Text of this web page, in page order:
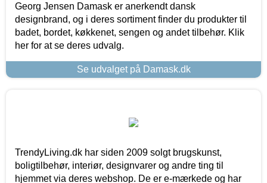
Georg Jensen Damask er anerkendt dansk
designbrand, og i deres sortiment finder du produkter til
badet, bordet, køkkenet, sengen og andet tilbehør. Klik
her for at se deres udvalg.
Se udvalget på Damask.dk
TrendyLiving.dk har siden 2009 solgt brugskunst,
boligtilbehør, interiør, designvarer og andre ting til
hjemmet via deres webshop. De er e-mærkede og har